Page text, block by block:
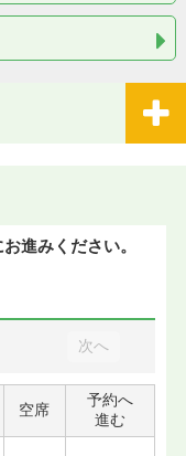
進みください。
次へ
空席
予約へ
進む